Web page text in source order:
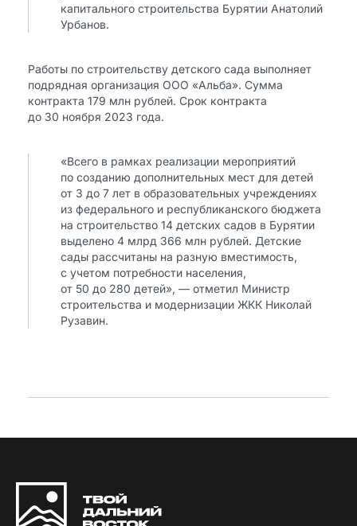
капитального строительства Бурятии Анатолий
Урбанов.
Работы по строительству детского сада выполняет
подрядная организация ООО «Альба». Сумма
контракта 179 млн рублей. Срок контракта
до 30 ноября 2023 года.
«Всего в рамках реализации мероприятий
по созданию дополнительных мест для детей
от 3 до 7 лет в образовательных учреждениях
из федерального и республиканского бюджета
на строительство 14 детских садов в Бурятии
выделено 4 млрд 366 млн рублей. Детские
сады рассчитаны на разную вместимость,
с учетом потребности населения,
от 50 до 280 детей», — отметил Министр
строительства и модернизации ЖКК Николай
Рузавин.